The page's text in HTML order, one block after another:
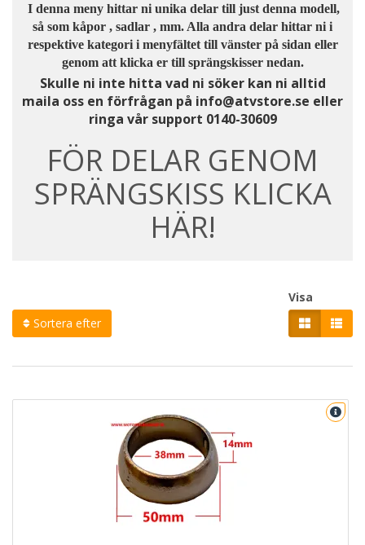
I denna meny hittar ni unika delar till just denna modell,
så som kåpor , sadlar , mm. Alla andra delar hittar ni i
respektive kategori i menyfältet till vänster på sidan eller
genom att klicka er till sprängskisser nedan.
Skulle ni inte hitta vad ni söker kan ni alltid
maila oss en förfrågan på info@atvstore.se eller
ringa vår support 0140-30609
FÖR DELAR GENOM
SPRÄNGSKISS KLICKA
HÄR!
Sortera efter
Visa